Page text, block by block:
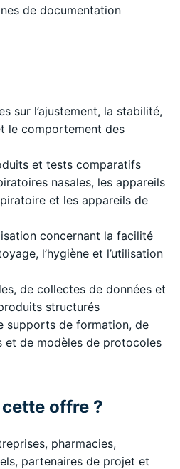
de documentation
sur l’ajustement, la stabilité,
le comportement des
et tests comparatifs
nasales, les appareils
et les appareils de
concernant la facilité
l’hygiène et l’utilisation
de collectes de données et
structurés
supports de formation, de
et de modèles de protocoles
cette offre ?
pharmacies,
partenaires de projet et